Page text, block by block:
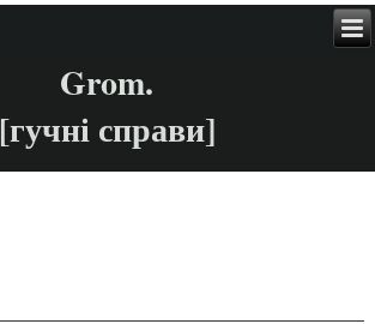
Grom.
[гучні справи]